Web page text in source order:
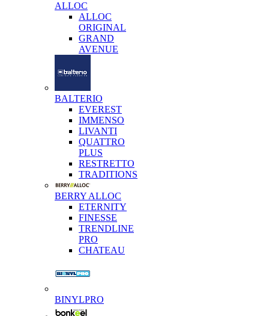
ALLOC
ALLOC
ORIGINAL
GRAND
AVENUE
BALTERIO
EVEREST
IMMENSO
LIVANTI
QUATTRO
PLUS
RESTRETTO
TRADITIONS
BERRY ALLOC
ETERNITY
FINESSE
TRENDLINE
PRO
CHATEAU
BINYLPRO